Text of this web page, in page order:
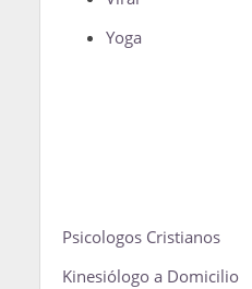
Yoga
Psicologos Cristianos
Kinesiólogo a Domicilio